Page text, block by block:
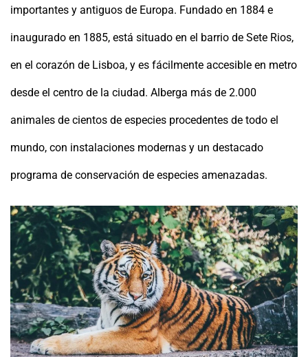
importantes y antiguos de Europa. Fundado en 1884 e
inaugurado en 1885, está situado en el barrio de Sete Rios,
en el corazón de Lisboa, y es fácilmente accesible en metro
desde el centro de la ciudad. Alberga más de 2.000
animales de cientos de especies procedentes de todo el
mundo, con instalaciones modernas y un destacado
programa de conservación de especies amenazadas.